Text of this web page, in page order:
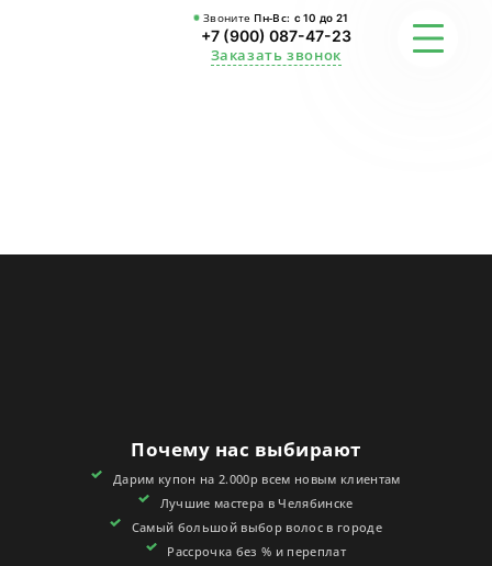
Звоните Пн-Вс: с 10 до 21
+7 (900) 087-47-23
Заказать звонок
КОНТАКТЫ
СЕРТИФИКАТЫ
Почему нас выбирают
Дарим купон на 2.000р всем новым клиентам
Лучшие мастера в Челябинске
Самый большой выбор волос в городе
Рассрочка без % и переплат